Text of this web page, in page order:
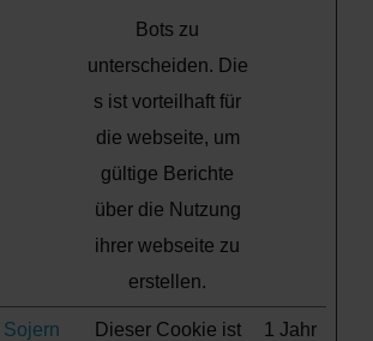
Bots zu
unterscheiden. Die
s ist vorteilhaft für
die webseite, um
gültige Berichte
über die Nutzung
ihrer webseite zu
erstellen.
Sojern
Dieser Cookie ist
1 Jahr